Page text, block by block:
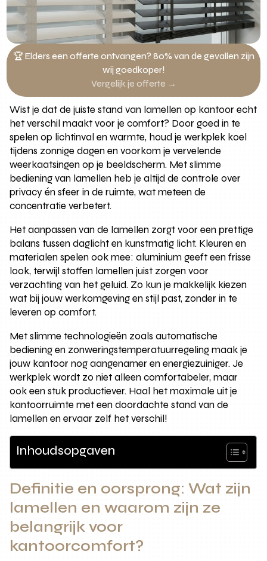
🏆 Elders een offerte ontvangen? 80% van de gevallen zijn
wij goedkoper!
Vergelijk je offerte →
Wist je dat de juiste stand van lamellen op kantoor echt
het verschil maakt voor je comfort? Door goed in te
spelen op lichtinval en warmte, houd je werkplek koel
tijdens zonnige dagen en voorkom je vervelende
weerkaatsingen op je beeldscherm. Met slimme
bediening van lamellen heb je altijd de controle over
privacy én sfeer in de ruimte, wat meteen de
concentratie verbetert.
Het aanpassen van de lamellen zorgt voor een prettige
balans tussen daglicht en kunstmatig licht. Kleuren en
materialen spelen ook mee: aluminium geeft een frisse
look, terwijl stoffen lamellen juist zorgen voor
verzachting van het geluid. Zo kun je makkelijk kiezen
wat bij jouw werkomgeving en stijl past, zonder in te
leveren op comfort.
Met slimme technologieën zoals automatische
bediening en zonweringstemperatuurregeling maak je
jouw kantoor nog aangenamer en energiezuiniger. Je
werkplek wordt zo niet alleen comfortabeler, maar
ook een stuk productiever. Haal het maximale uit je
kantoorruimte met een doordachte stand van de
lamellen en ervaar zelf het verschil!
Inhoudsopgaven
Definitie en oorsprong: Wat zijn
lamellen en waarom zijn ze
belangrijk voor
kantoorcomfort?